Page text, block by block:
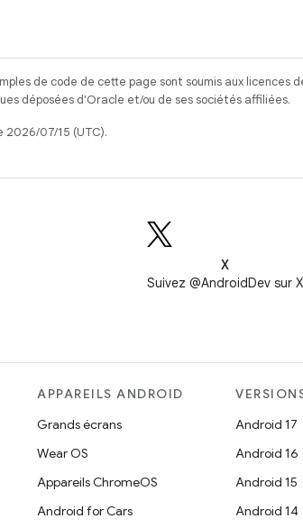
de code de cette page sont soumis aux licences
déposées d'Oracle et/ou de ses sociétés affiliées.
2026/07/15 (UTC).
X
Suivez @AndroidDev sur X
APPAREILS ANDROID
Grands écrans
Wear OS
Appareils ChromeOS
Android for Cars
Android 17
Android 16
Android 15
Android 14